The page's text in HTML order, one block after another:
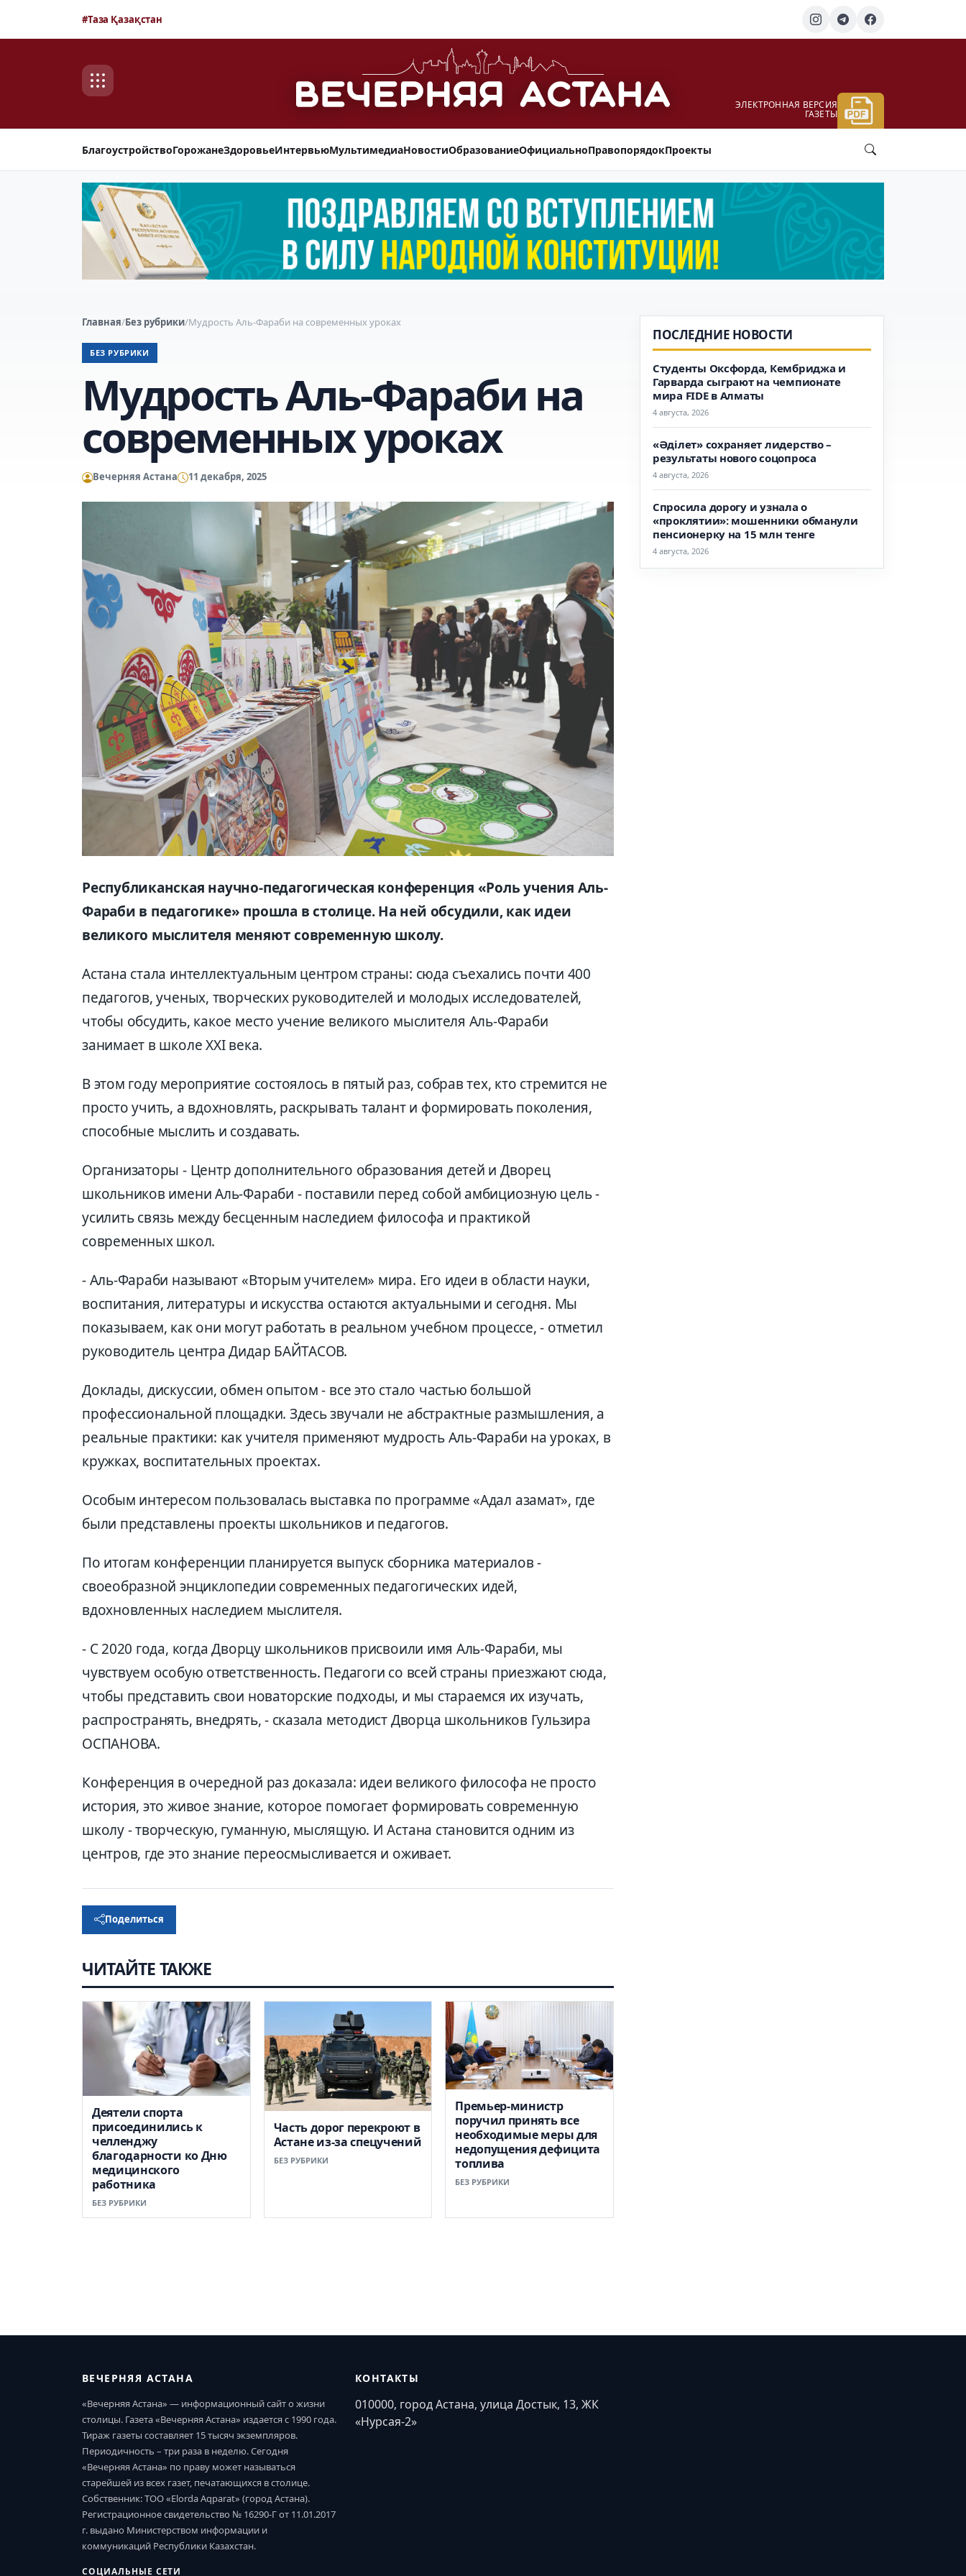
#Таза Қазақстан
ЭЛЕКТРОННАЯ ВЕРСИЯ
ГАЗЕТЫ
БлагоустройствоГорожанеЗдоровьеИнтервьюМультимедиаНовостиОбразованиеОфициальноПравопорядокПроекты
Главная/Без рубрики/Мудрость Аль-Фараби на современных уроках
БЕЗ РУБРИКИ
Мудрость Аль-Фараби на
современных уроках
Вечерняя Астана 11 декабря, 2025
Республиканская научно-педагогическая конференция «Роль учения Аль-
Фараби в педагогике» прошла в столице. На ней обсудили, как идеи
великого мыслителя меняют современную школу.
Астана стала интеллектуальным центром страны: сюда съехались почти 400
педагогов, ученых, творческих руководителей и молодых исследователей,
чтобы обсудить, какое место учение великого мыслителя Аль-Фараби
занимает в школе XXI века.
В этом году мероприятие состоялось в пятый раз, собрав тех, кто стремится не
просто учить, а вдохновлять, раскрывать талант и формировать поколения,
способные мыслить и создавать.
Организаторы - Центр дополнительного образования детей и Дворец
школьников имени Аль-Фараби - поставили перед собой амбициозную цель -
усилить связь между бесценным наследием философа и практикой
современных школ.
- Аль-Фараби называют «Вторым учителем» мира. Его идеи в области науки,
воспитания, литературы и искусства остаются актуальными и сегодня. Мы
показываем, как они могут работать в реальном учебном процессе, - отметил
руководитель центра Дидар БАЙТАСОВ.
Доклады, дискуссии, обмен опытом - все это стало частью большой
профессиональной площадки. Здесь звучали не абстрактные размышления, а
реальные практики: как учителя применяют мудрость Аль-Фараби на уроках, в
кружках, воспитательных проектах.
Особым интересом пользовалась выставка по программе «Адал азамат», где
были представлены проекты школьников и педагогов.
По итогам конференции планируется выпуск сборника материалов -
своеобразной энциклопедии современных педагогических идей,
вдохновленных наследием мыслителя.
- С 2020 года, когда Дворцу школьников присвоили имя Аль-Фараби, мы
чувствуем особую ответственность. Педагоги со всей страны приезжают сюда,
чтобы представить свои новаторские подходы, и мы стараемся их изучать,
распространять, внедрять, - сказала методист Дворца школьников Гульзира
ОСПАНОВА.
Конференция в очередной раз доказала: идеи великого философа не просто
история, это живое знание, которое помогает формировать современную
школу - творческую, гуманную, мыслящую. И Астана становится одним из
центров, где это знание переосмысливается и оживает.
Поделиться
ЧИТАЙТЕ ТАКЖЕ
Деятели спорта
присоединились к
челленджу
благодарности ко Дню
медицинского
работника
БЕЗ РУБРИКИ
Часть дорог перекроют в
Астане из-за спецучений
БЕЗ РУБРИКИ
Премьер-министр
поручил принять все
необходимые меры для
недопущения дефицита
топлива
БЕЗ РУБРИКИ
ПОСЛЕДНИЕ НОВОСТИ
Студенты Оксфорда, Кембриджа и
Гарварда сыграют на чемпионате
мира FIDE в Алматы
4 августа, 2026
«Әділет» сохраняет лидерство –
результаты нового соцопроса
4 августа, 2026
Спросила дорогу и узнала о
«проклятии»: мошенники обманули
пенсионерку на 15 млн тенге
4 августа, 2026
ВЕЧЕРНЯЯ АСТАНА
«Вечерняя Астана» — информационный сайт о жизни
столицы. Газета «Вечерняя Астана» издается с 1990 года.
Тираж газеты составляет 15 тысяч экземпляров.
Периодичность – три раза в неделю. Сегодня
«Вечерняя Астана» по праву может называться
старейшей из всех газет, печатающихся в столице.
Собственник: ТОО «Elorda Aqparat» (город Астана).
Регистрационное свидетельство № 16290-Г от 11.01.2017
г. выдано Министерством информации и
коммуникаций Республики Казахстан.
СОЦИАЛЬНЫЕ СЕТИ
КОНТАКТЫ
010000, город Астана, улица Достык, 13, ЖК
«Нурсая-2»